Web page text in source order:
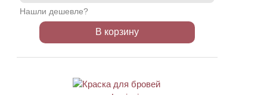
Нашли дешевле?
В корзину